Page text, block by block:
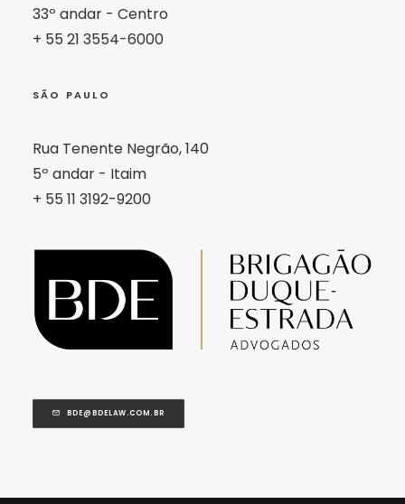
33º andar - Centro
+ 55 21 3554-6000
SÃO PAULO
Rua Tenente Negrão, 140
5º andar - Itaim
+ 55 11 3192-9200
BDE@BDELAW.COM.BR